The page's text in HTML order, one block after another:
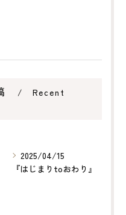
Recent
2025/04/15
『はじまりtoおわり』